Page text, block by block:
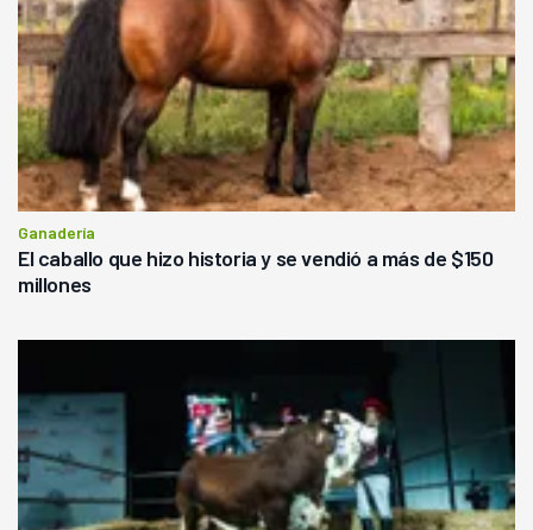
Ganadería
El caballo que hizo historia y se vendió a más de $150
millones